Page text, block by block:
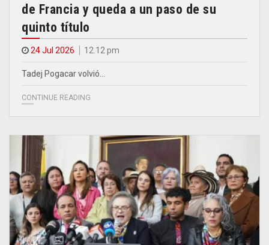
de Francia y queda a un paso de su
quinto título
24 Jul 2026 12.12 pm
Tadej Pogacar volvió…
CONTINUE READING